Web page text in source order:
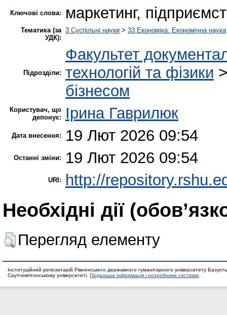
Ключові слова: маркетинг,
Тематика (за
УДК):
3 Суспільні науки > 33 Економіка. Економічна наука
Підрозділи:
Факультет
технологій та фізики
бізнесом
Користувач, що
депонує:
Ірина Гаврилюк
Дата внесення: 19 Лют 2026 09:54
Останні зміни: 19 Лют 2026 09:54
URI: http://
Необхідні дії
Перегляд елементу
Інституційний репозитарій Рівненського державного гуманітарного університету
Саутгемптонському університеті. Подальша інформація і розробники системи